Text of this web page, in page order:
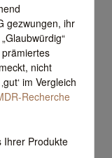
gezwungen, ihr
prämiertes
nicht
im Vergleich
Recherche
Ihrer Produkte